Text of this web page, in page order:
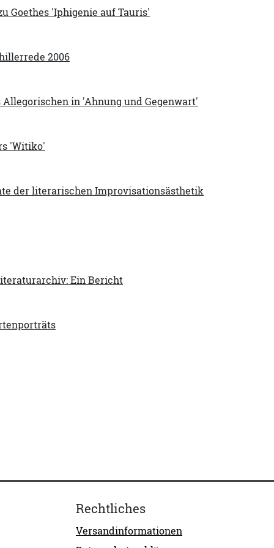
Goethes 'Iphigenie auf Tauris'
2006
in 'Ahnung und Gegenwart'
'Witiko'
der literarischen Improvisationsästhetik
Ein Bericht
Rechtliches
Versandinformationen